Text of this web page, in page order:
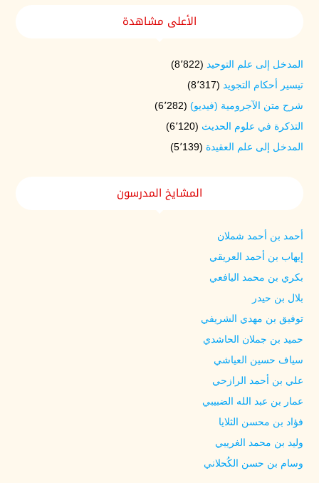
الأعلى مشاهدة
المدخل إلى علم التوحيد (8٬822)
تيسير أحكام التجويد (8٬317)
شرح متن الآجرومية (فيديو) (6٬282)
التذكرة في علوم الحديث (6٬120)
المدخل إلى علم العقيدة (5٬139)
المشايخ المدرسون
أحمد بن أحمد شملان
إيهاب بن أحمد العريقي
بكري بن محمد اليافعي
بلال بن حيدر
توفيق بن مهدي الشريفي
حميد بن جملان الحاشدي
سياف حسين العياشي
علي بن أحمد الرازحي
عمار بن عبد الله الضبيبي
فؤاد بن محسن الثلايا
وليد بن محمد الغريبي
وسام بن حسن الكُحلاني